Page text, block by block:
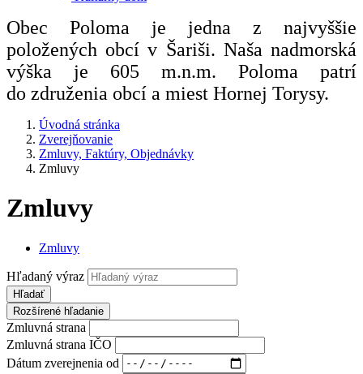
Obec Poloma je jedna z najvyššie
položených obcí v Šariši. Naša nadmorská
výška je 605 m.n.m. Poloma patrí
do združenia obcí a miest Hornej Torysy.
Úvodná stránka
Zverejňovanie
Zmluvy, Faktúry, Objednávky
Zmluvy
Zmluvy
Zmluvy
Hľadaný výraz
Hľadať
Rozšírené hľadanie
Zmluvná strana
Zmluvná strana IČO
Dátum zverejnenia od